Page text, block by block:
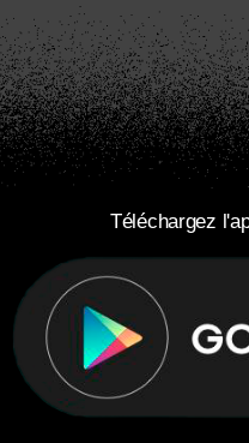
Téléchargez